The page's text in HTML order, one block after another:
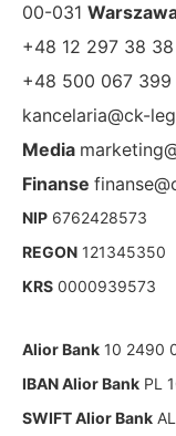
00-031
+48 12 297 38 38
+48 500 067 399
kancelaria@ck-
Media
Finanse
NIP 6762428573
REGON 121345350
KRS 0000939573
Alior Bank 10 2490
IBAN Alior Bank PL
SWIFT Alior Bank